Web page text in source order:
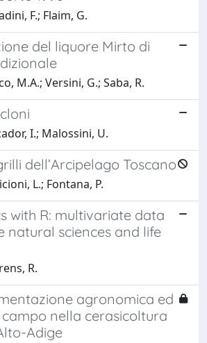
F.; Flaim, G.
del liquore Mirto di
M.A.; Versini, G.; Saba, R.
I.; Malossini, U.
dell’Arcipelago Toscano
L.; Fontana, P.
with R: multivariate data
natural sciences and life
R.
agronomica ed
nella cerasicoltura
Adige